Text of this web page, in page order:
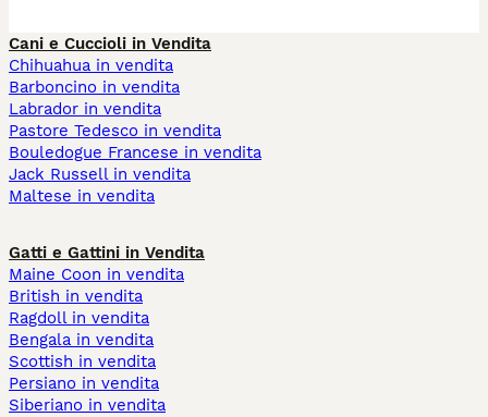
Cani e Cuccioli in Vendita
Chihuahua in vendita
Barboncino in vendita
Labrador in vendita
Pastore Tedesco in vendita
Bouledogue Francese in vendita
Jack Russell in vendita
Maltese in vendita
Gatti e Gattini in Vendita
Maine Coon in vendita
British in vendita
Ragdoll in vendita
Bengala in vendita
Scottish in vendita
Persiano in vendita
Siberiano in vendita